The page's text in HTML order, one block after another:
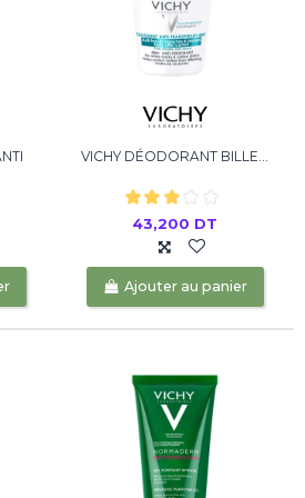
VICHY DÉODORANT BILLE...
43,200 DT
Ajouter au panier